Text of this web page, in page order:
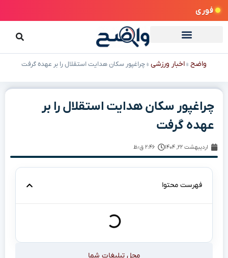
فوری
واضح »اخبار ورزشی »چراغپور سکان هدایت استقلال را بر عهده گرفت
چراغپور سکان هدایت استقلال را بر
عهده گرفت
اردیبهشت ۲۲, ۱۴۰۴ ۲:۴۶ ق٫ظ
فهرست محتوا
محل تبلیغات شما